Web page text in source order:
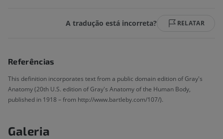
A tradução está incorreta? RELATAR
Referências
This definition incorporates text from a public domain edition of Gray's
Anatomy (20th U.S. edition of Gray's Anatomy of the Human Body,
published in 1918 – from http://www.bartleby.com/107/).
Galeria